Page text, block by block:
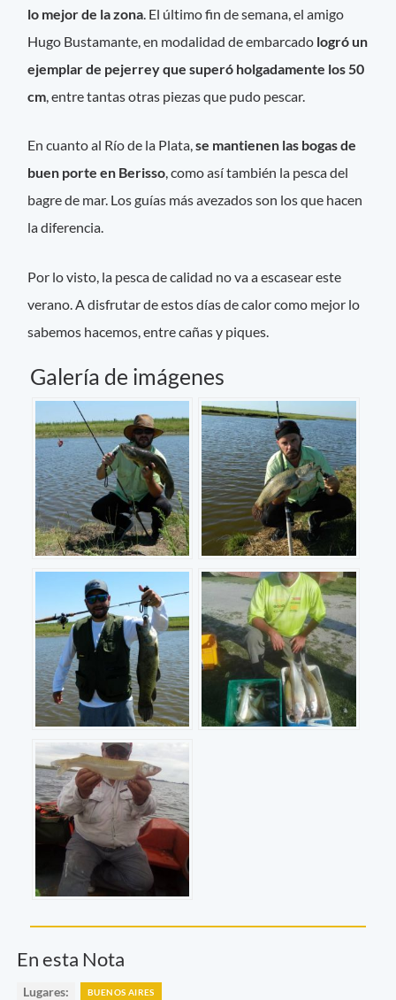
lo mejor de la zona. El último fin de semana, el amigo
Hugo Bustamante, en modalidad de embarcado logró un
ejemplar de pejerrey que superó holgadamente los 50
cm, entre tantas otras piezas que pudo pescar.
En cuanto al Río de la Plata,se mantienen las bogas de
buen porte en Berisso, como así también la pesca del
bagre de mar. Los guías más avezados son los que hacen
la diferencia.
Por lo visto, la pesca de calidad no va a escasear este
verano. A disfrutar de estos días de calor como mejor lo
sabemos hacemos, entre cañas y piques.
Galería de imágenes
En esta Nota
Lugares: BUENOS AIRES